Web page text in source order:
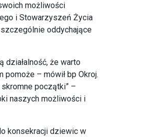
możliwości
i Stowarzyszeń Życia
oddychające
działalność, że warto
– mówił bp Okroj.
początki” –
naszych możliwości i
konsekracji dziewic w